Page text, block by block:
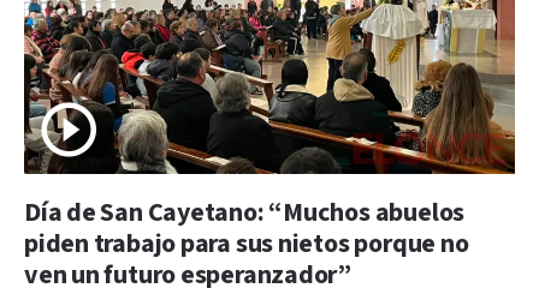
Día de San Cayetano: “Muchos abuelos
piden trabajo para sus nietos porque no
ven un futuro esperanzador”